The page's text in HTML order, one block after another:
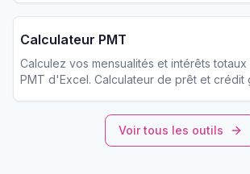
Calculateur PMT
Calculez vos mensualités et intérêts
PMT d'Excel. Calculateur de prêt et crédit
Voir tous les outils